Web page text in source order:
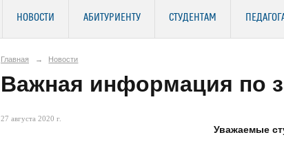
НОВОСТИ АБИТУРИЕНТУ СТУДЕНТАМ
Главная → Новости
Важная информация по
27 августа 2020 г.
Уважаемые